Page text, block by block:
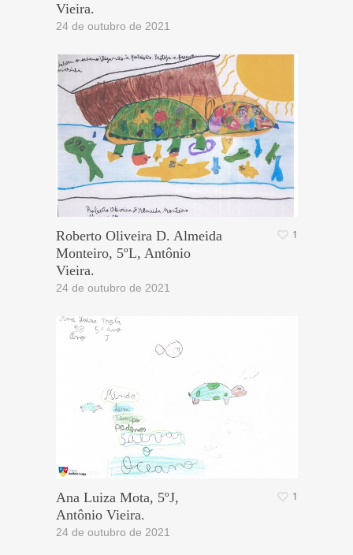
Vieira.
24 de outubro de 2021
Roberto Oliveira D. Almeida
Monteiro, 5ºL, Antônio
Vieira.
24 de outubro de 2021
1
Ana Luiza Mota, 5ºJ,
Antônio Vieira.
24 de outubro de 2021
1